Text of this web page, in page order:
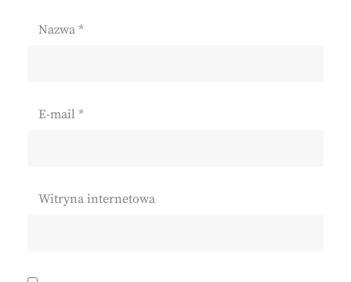
Nazwa *
E-mail *
Witryna internetowa